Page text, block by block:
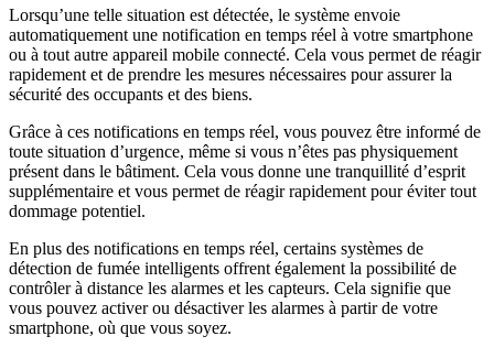
Lorsqu’une telle situation est détectée, le système envoie
automatiquement une notification en temps réel à votre smartphone
ou à tout autre appareil mobile connecté. Cela vous permet de réagir
rapidement et de prendre les mesures nécessaires pour assurer la
sécurité des occupants et des biens.
Grâce à ces notifications en temps réel, vous pouvez être informé de
toute situation d’urgence, même si vous n’êtes pas physiquement
présent dans le bâtiment. Cela vous donne une tranquillité d’esprit
supplémentaire et vous permet de réagir rapidement pour éviter tout
dommage potentiel.
En plus des notifications en temps réel, certains systèmes de
détection de fumée intelligents offrent également la possibilité de
contrôler à distance les alarmes et les capteurs. Cela signifie que
vous pouvez activer ou désactiver les alarmes à partir de votre
smartphone, où que vous soyez.